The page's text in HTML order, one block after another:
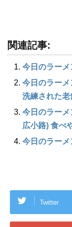
関連記事:
今日のラー
今日のラーメ
洗練された老
今日のラー
広小路) 食べ
今日のラー
Twitter